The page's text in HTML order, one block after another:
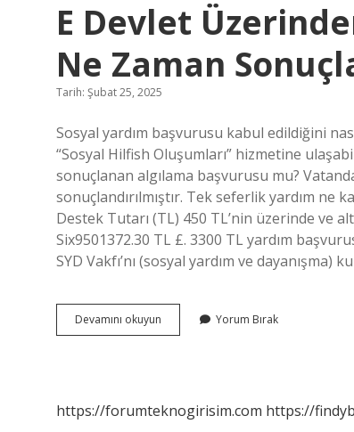
E Devlet
Ne Zaman
Tarih: Şubat 25, 2025
Sosyal yardım başvurusu kabul edildiğini
“Sosyal Hilfish Oluşumları” hizmetine
sonuçlanan algılama başvurusu mu?
sonuçlandırılmıştır. Tek seferlik yardım ne
Destek Tutarı (TL) 450 TL’nin üzerinde ve
Six9501372.30 TL £. 3300 TL yardım
SYD Vakfı’nı (sosyal yardım ve
Devamını okuyun
Devlet
Ne
Yorum Bırak
https://forumteknogirisim.com https://